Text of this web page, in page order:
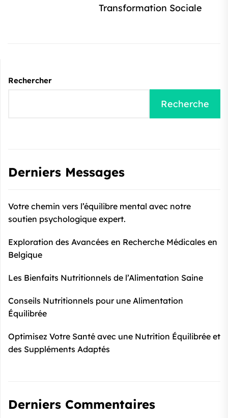
Transformation Sociale
Rechercher
Recherche
Derniers Messages
Votre chemin vers l’équilibre mental avec notre
soutien psychologique expert.
Exploration des Avancées en Recherche Médicales en
Belgique
Les Bienfaits Nutritionnels de l’Alimentation Saine
Conseils Nutritionnels pour une Alimentation
Équilibrée
Optimisez Votre Santé avec une Nutrition Équilibrée et
des Suppléments Adaptés
Derniers Commentaires